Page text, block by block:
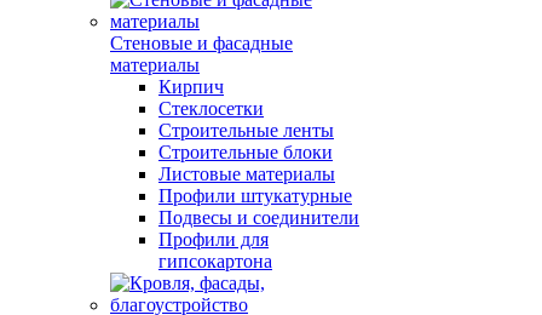
Стеновые и фасадные
материалы
Кирпич
Стеклосетки
Строительные ленты
Строительные блоки
Листовые материалы
Профили штукатурные
Подвесы и соединители
Профили для
гипсокартона